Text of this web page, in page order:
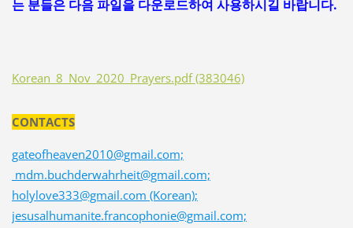
는 분들은 다음 파일을 다운로드하여 사용하시길 바랍니다.
Korean_8_Nov_2020_Prayers.pdf (383046)
CONTACTS
gateofheaven2010@gmail.com;
mdm.buchderwahrheit@gmail.com;
holylove333@gmail.com (Korean);
jesusalhumanite.francophonie@gmail.com;